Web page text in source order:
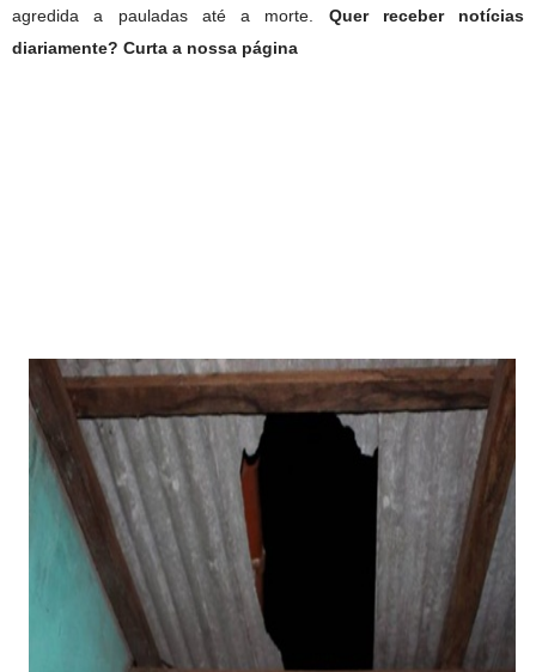
agredida a pauladas até a morte. Quer receber notícias
diariamente? Curta a nossa página